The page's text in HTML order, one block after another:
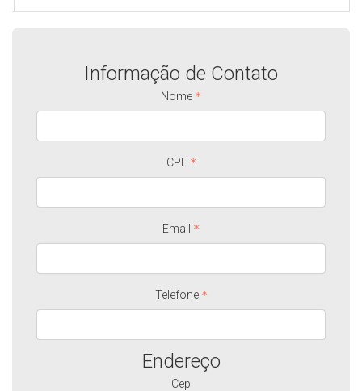
Informação de Contato
Nome
CPF
Email
Telefone
Endereço
Cep